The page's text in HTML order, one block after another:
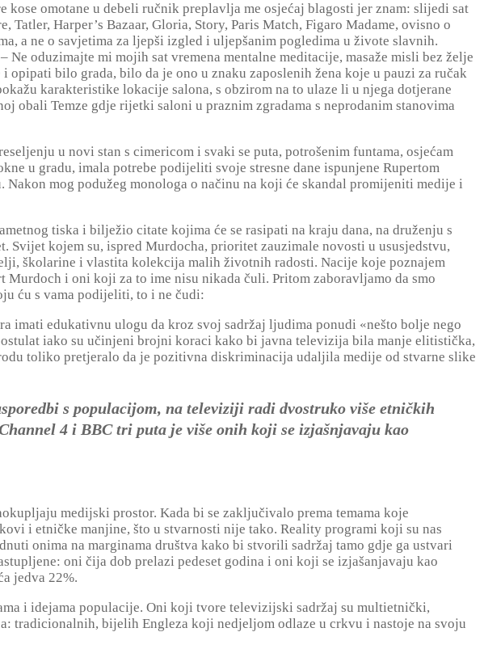
kose omotane u debeli ručnik preplavlja me osjećaj blagosti jer znam: slijedi sat
Harper’s Bazaar, Gloria, Story, Paris Match, Figaro Madame, ovisno o
a ne o savjetima za ljepši izgled i uljepšanim pogledima u živote slavnih.
oduzimajte mi mojih sat vremena mentalne meditacije, masaže misli bez želje
bilo grada, bilo da je ono u znaku zaposlenih žena koje u pauzi za ručak
karakteristike lokacije salona, s obzirom na to ulaze li u njega dotjerane
obali Temze gdje rijetki saloni u praznim zgradama s neprodanim stanovima
u novi stan s cimericom i svaki se puta, potrošenim funtama, osjećam
u gradu, imala potrebe podijeliti svoje stresne dane ispunjene Rupertom
mog podužeg monologa o načinu na koji će skandal promijeniti medije i
tiska i bilježio citate kojima će se rasipati na kraju dana, na druženju s
kojem su, ispred Murdocha, prioritet zauzimale novosti u ususjedstvu,
školarine i vlastita kolekcija malih životnih radosti. Nacije koje poznajem
i oni koji za to ime nisu nikada čuli. Pritom zaboravljamo da smo
ću s vama podijeliti, to i ne čudi:
imati edukativnu ulogu da kroz svoj sadržaj ljudima ponudi «nešto bolje nego
iako su učinjeni brojni koraci kako bi javna televizija bila manje elitistička,
toliko pretjeralo da je pozitivna diskriminacija udaljila medije od stvarne slike
s populacijom, na televiziji radi dvostruko više etničkih
4 i BBC tri puta je više onih koji se izjašnjavaju kao
medijski prostor. Kada bi se zaključivalo prema temama koje
i etničke manjine, što u stvarnosti nije tako. Reality programi koji su nas
onima na marginama društva kako bi stvorili sadržaj tamo gdje ga ustvari
oni čija dob prelazi pedeset godina i oni koji se izjašanjavaju kao
jedva 22%.
i idejama populacije. Oni koji tvore televizijski sadržaj su multietnički,
tradicionalnih, bijelih Engleza koji nedjeljom odlaze u crkvu i nastoje na svoju